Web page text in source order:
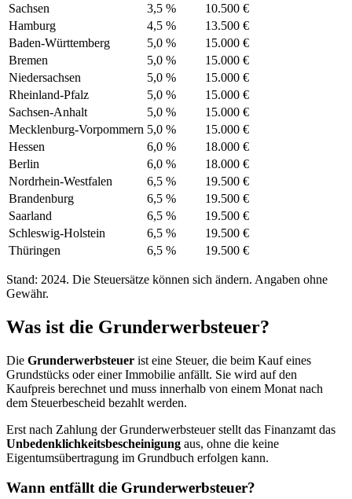
Sachsen
3,5 %
10.500 €
Hamburg
4,5 %
13.500 €
Baden-Württemberg
5,0 %
15.000 €
Bremen
5,0 %
15.000 €
Niedersachsen
5,0 %
15.000 €
Rheinland-Pfalz
5,0 %
15.000 €
Sachsen-Anhalt
5,0 %
15.000 €
Mecklenburg-Vorpommern 5,0 %
15.000 €
Hessen
6,0 %
18.000 €
Berlin
6,0 %
18.000 €
Nordrhein-Westfalen
6,5 %
19.500 €
Brandenburg
6,5 %
19.500 €
Saarland
6,5 %
19.500 €
Schleswig-Holstein
6,5 %
19.500 €
Thüringen
6,5 % 19.500 €
Stand: 2024. Die Steuersätze können sich ändern. Angaben ohne
Gewähr.
Was ist die Grunderwerbsteuer?
Die Grunderwerbsteuer ist eine Steuer, die beim Kauf eines
Grundstücks oder einer Immobilie anfällt. Sie wird auf den
Kaufpreis berechnet und muss innerhalb von einem Monat nach
dem Steuerbescheid bezahlt werden.
Erst nach Zahlung der Grunderwerbsteuer stellt das Finanzamt das
Unbedenklichkeitsbescheinigung aus, ohne die keine
Eigentumsübertragung im Grundbuch erfolgen kann.
Wann entfällt die Grunderwerbsteuer?